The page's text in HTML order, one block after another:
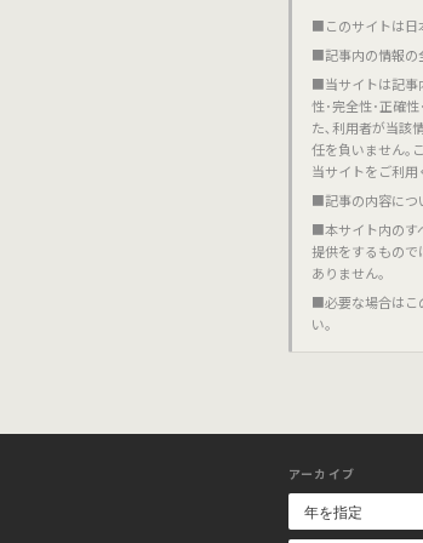
■このサイトは日
■記事内の情報の
■当サイトは記事
性･完全性･正確
た､利用者が当該
任を負いません｡
当サイトをご利用
■記事の内容につ
■本サイト内のす
提供をするもの
ありません｡
■必要な場合はこ
い｡
アーカイブ